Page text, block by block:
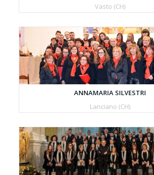
Vasto (CH)
ANNAMARIA SILVESTRI
Lanciano (CH)